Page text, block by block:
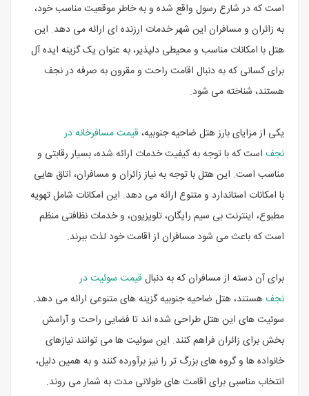
است که در شارع رسول واقع شده و به خاطر موقعیت مناسب خود،
به زائران و مسافران این شهر خدمات ارزنده ای ارائه می دهد. این
هتل با امکانات مناسب و محیطی دلپذیر، به عنوان یک گزینه ایده آل
برای کسانی که به دنبال اقامت راحت و مقرون به صرفه در نجف
هستند، شناخته می شود.
یکی از مزایای بارز هتل ضاحیه جنوبیه، قیمت مسافرخانه در
نجف است که با توجه به کیفیت خدمات ارائه شده، بسیار رقابتی و
مناسب است. این هتل با توجه به نیاز زائران و مسافران، اتاق هایی
با امکانات استاندارد و متنوع ارائه می دهد. این امکانات شامل تهویه
مطبوع، اینترنت بی سیم رایگان، تلویزیون، و خدمات نظافتی منظم
است که باعث می شود مسافران از اقامت خود لذت ببرند.
برای آن دسته از مسافران که به دنبال قیمت سوئیت در
نجفهستند، هتل ضاحیه جنوبیه گزینه های متنوعی ارائه می دهد.
سوئیت های این هتل طراحی شده اند تا فضایی راحت و آرامش
بخش برای زائران فراهم کنند. این سوئیت ها می توانند نیازهای
خانواده ها و گروه های بزرگ تر را نیز برآورده کنند و به همین دلیل،
انتخاب مناسبی برای اقامت های طولانی مدت به شمار می روند.